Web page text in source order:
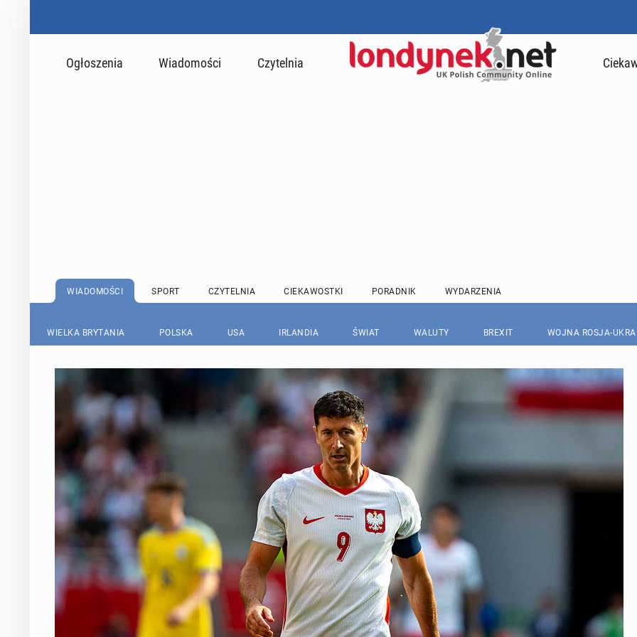
Ogłoszenia Wiadomości Czytelnia
WIADOMOŚCI SPORT CZYTELNIA CIEKAWOSTKI PORADNIK WYDARZENIA
WIELKA BRYTANIA POLSKA USA IRLANDIA ŚWIAT WALUTY BREXIT WOJNA ROSJA-